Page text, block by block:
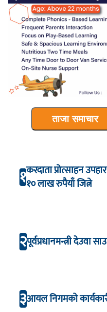
ताजा समाचार
१करदाता प्रोत्साहन
१० लाख रुपैयाँ जित्ने
२पूर्वप्रधानमन्त्री देउवा
३आयल निगमको